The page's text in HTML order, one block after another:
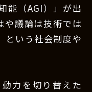
能（AGI）」が出
や議論は技術では
という社会制度や
力を切り替えた